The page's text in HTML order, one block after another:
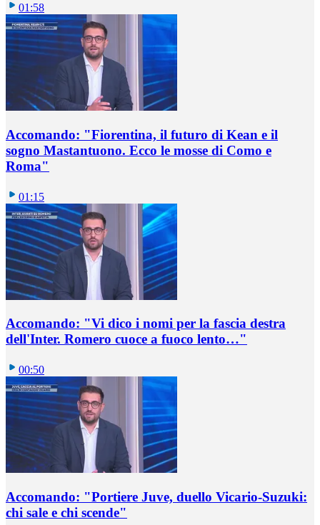
01:58
Accomando: "Fiorentina, il futuro di Kean e il
sogno Mastantuono. Ecco le mosse di Como e
Roma"
01:15
Accomando: "Vi dico i nomi per la fascia destra
dell'Inter. Romero cuoce a fuoco lento…"
00:50
Accomando: "Portiere Juve, duello Vicario-Suzuki:
chi sale e chi scende"